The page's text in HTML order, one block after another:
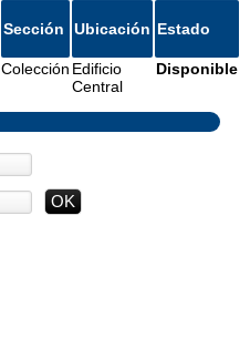
Sección Ubicación Estado
Colección Edificio
Central
Disponible